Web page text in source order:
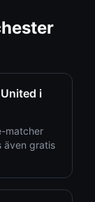
i
matcher
även gratis